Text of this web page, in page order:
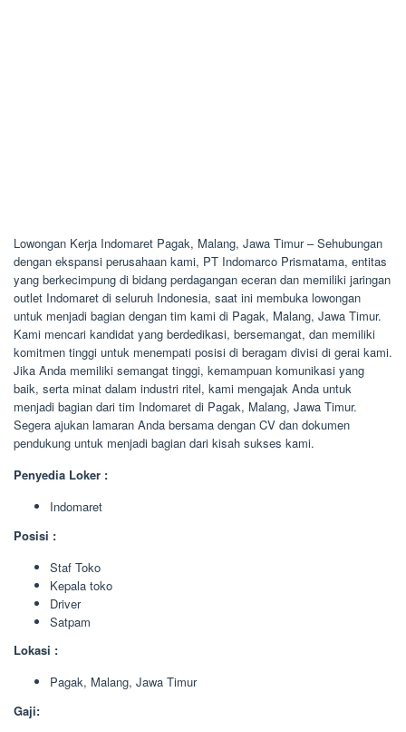
Lowongan Kerja Indomaret Pagak, Malang, Jawa Timur – Sehubungan
dengan ekspansi perusahaan kami, PT Indomarco Prismatama, entitas
yang berkecimpung di bidang perdagangan eceran dan memiliki jaringan
outlet Indomaret di seluruh Indonesia, saat ini membuka lowongan
untuk menjadi bagian dengan tim kami di Pagak, Malang, Jawa Timur.
Kami mencari kandidat yang berdedikasi, bersemangat, dan memiliki
komitmen tinggi untuk menempati posisi di beragam divisi di gerai kami.
Jika Anda memiliki semangat tinggi, kemampuan komunikasi yang
baik, serta minat dalam industri ritel, kami mengajak Anda untuk
menjadi bagian dari tim Indomaret di Pagak, Malang, Jawa Timur.
Segera ajukan lamaran Anda bersama dengan CV dan dokumen
pendukung untuk menjadi bagian dari kisah sukses kami.
Penyedia Loker :
Indomaret
Posisi :
Staf Toko
Kepala toko
Driver
Satpam
Lokasi :
Pagak, Malang, Jawa Timur
Gaji: